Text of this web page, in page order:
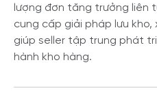
lượng đơn tăng trưởng liên
cung cấp giải pháp lưu
giúp seller tập trung phát
hành kho hàng.